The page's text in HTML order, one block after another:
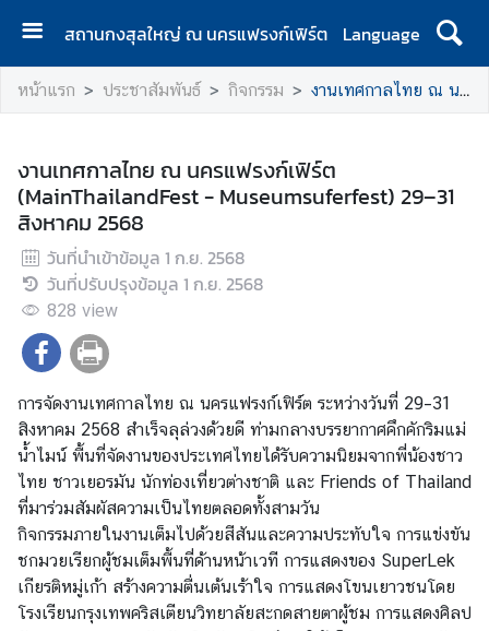
สถานกงสุลใหญ่ ณ นครแฟรงก์เฟิร์ต
Language
ห
น้
ร
ก
ป
ร
ะ
า
ข้
อ
มู
ล
ทั่
ว
ไ
หน้าแรก ประชาสัมพันธ์ กิจกรรม งานเทศกาลไทย ณ นครแฟรงก์เฟิร์ต (MainThailandFest - Museumsuferfest) 29–31 สิงหาคม 2568
งานเทศกาลไทย ณ นครแฟรงก์เฟิร์ต
(MainThailandFest - Museumsuferfest) 29–31
สิงหาคม 2568
วันที่นำเข้าข้อมูล 1 ก.ย. 2568
วันที่ปรับปรุงข้อมูล 1 ก.ย. 2568
828 view
การจัดงานเทศกาลไทย ณ นครแฟรงก์เฟิร์ต ระหว่างวันที่ 29–31
สิงหาคม 2568 สำเร็จลุล่วงด้วยดี ท่ามกลางบรรยากาศคึกคักริมแม่
น้ำไมน์ พื้นที่จัดงานของประเทศไทยได้รับความนิยมจากพี่น้องชาว
ไทย ชาวเยอรมัน นักท่องเที่ยวต่างชาติ และ Friends of Thailand
ที่มาร่วมสัมผัสความเป็นไทยตลอดทั้งสามวัน
กิจกรรมภายในงานเต็มไปด้วยสีสันและความประทับใจ การแข่งขัน
ชกมวยเรียกผู้ชมเต็มพื้นที่ด้านหน้าเวที การแสดงของ SuperLek
เกียรติหมู่เก้า สร้างความตื่นเต้นเร้าใจ การแสดงโขนเยาวชนโดย
โรงเรียนกรุงเทพคริสเตียนวิทยาลัยสะกดสายตาผู้ชม การแสดงศิลป